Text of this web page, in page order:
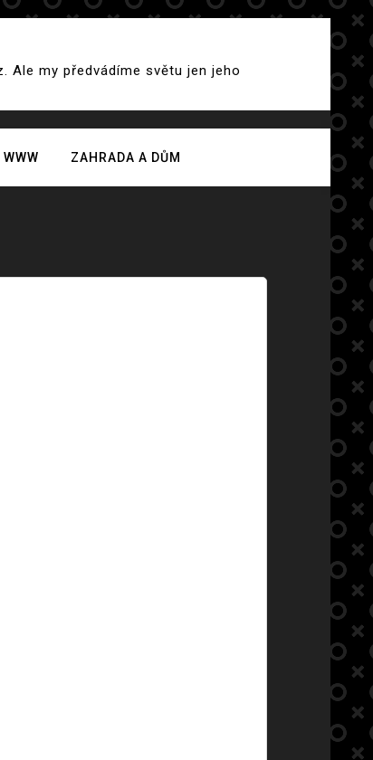
Ale my předvádíme světu jen jeho
WWW ZAHRADA A DŮM